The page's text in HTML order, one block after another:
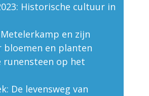
Historische cultuur in
en zijn
bloemen en planten
runensteen op het
De levensweg van